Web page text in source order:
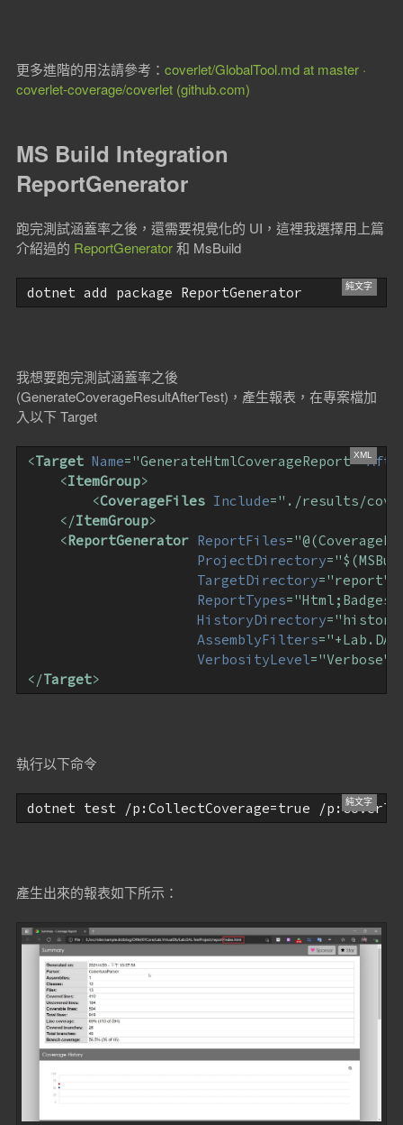
更多進階的用法請參考： coverlet/GlobalTool.md at master ·
coverlet-coverage/coverlet (github.com)
MS Build Integration
ReportGenerator
跑完測試涵蓋率之後，還需要視覺化的 UI，這裡我選擇用上篇
介紹過的 ReportGenerator和 MsBuild
dotnet add package ReportGenerator
我想要跑完測試涵蓋率之後
(GenerateCoverageResultAfterTest)，產生報表，在專案檔加
入以下 Target
<Target Name="GenerateHtmlCoverageReport"
<ItemGroup>
<CoverageFiles Include="./results/
</ItemGroup>
<ReportGenerator ReportFiles=
ProjectDirectory=
TargetDirectory="report"
ReportTypes="Html;Badges"
HistoryDirectory=
AssemblyFilters=
VerbosityLevel="Verbose"
</Target>
執行以下命令
dotnet test /p:CollectCoverage=true /
產生出來的報表如下所示：